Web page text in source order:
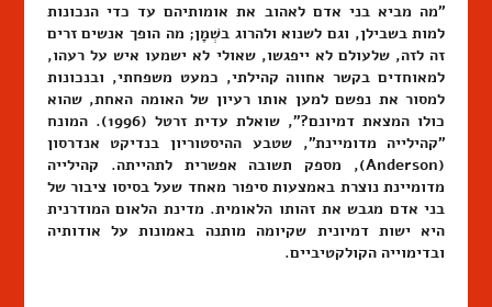
"מה מביא בני אדם לאהוב את אומותיהם עד כדי הנכונות
למות בשבילן, וגם לשנוא ולהרוג בשְׁמָן; מה הופך אנשים זרים
זה לזה, שלעולם לא ייפגשו, שאולי לא ישמעו איש על רעהו,
למאוחדים בקשר אחווה קהילתי, כמעט משפחתי, ובנכונות
למסור את נפשם למען אותו רעיון של האומה האחת, שהוא
כולו המצאת דמיונם?", שואלת עדית זרטל (1996). המונח
"קהילייה מדומיינת", שטבע ההיסטוריון בנדיקט אנדרסון
(Anderson), מספק תשובה אפשרית לתהייתה. קהילייה
מדומיינת נוצרת באמצעות סיפור מאחד שעל בסיסו ציבור של
בני אדם מגבש את זהותו הלאומית. מדינת הלאום המודרנית
היא ישות דמיונית שקיומה מותנה באמונות על אודותיה
ובדימוייה הקולקטיביים.